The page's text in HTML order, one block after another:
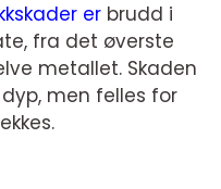
er brudd i
fra det øverste
metallet. Skaden
men felles for